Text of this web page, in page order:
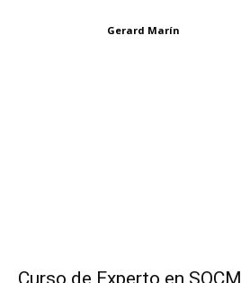
Gerard Marín